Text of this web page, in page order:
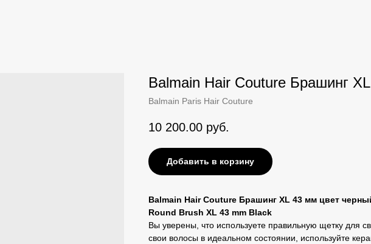
Balmain Hair Couture Брашинг
Balmain Paris Hair Couture
10 200.00 руб.
Добавить в корзину
Balmain Hair Couture Брашинг XL 43 мм цвет
Round Brush XL 43 mm Black
Вы уверены, что используете правильную щетку для
свои волосы в идеальном состоянии, используйте